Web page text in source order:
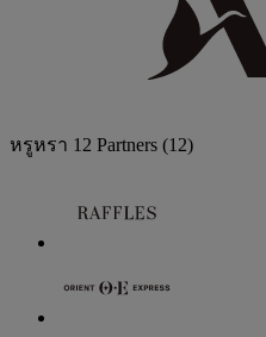
หรูหรา 12 Partners (12)